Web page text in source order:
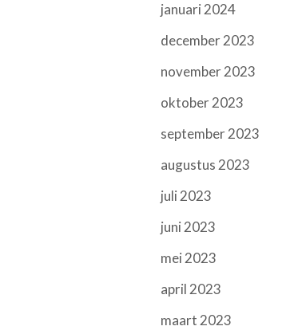
januari 2024
december 2023
november 2023
oktober 2023
september 2023
augustus 2023
juli 2023
juni 2023
mei 2023
april 2023
maart 2023